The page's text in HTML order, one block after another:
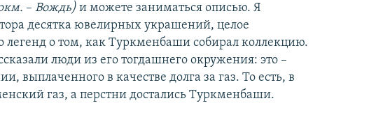
–​ Вождь) и можете заниматься описью. Я
десятка ювелирных украшений, целое
легенд о том, как Туркменбаши собирал коллекцию.
люди из его тогдашнего окружения: это –
выплаченного в качестве долга за газ. То есть, в
газ, а перстни достались Туркменбаши.